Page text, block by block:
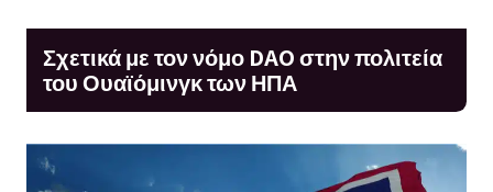
Σχετικά με τον νόμο DAO στην πολιτεία
του Ουαϊόμινγκ των ΗΠΑ